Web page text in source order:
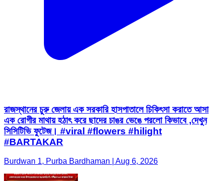
রাজস্থানের চুরু জেলায় এক সরকারি হাসপাতালে চিকিৎসা করাতে আসা
এক রোগীর মাথায় হঠাৎ করে ছাদের চাঙর ভেঙে পরলো কিভাবে ,দেখুন
সিসিটিভি ফুটেজ। #viral #flowers #hilight
#BARTAKAR
Burdwan 1, Purba Bardhaman | Aug 6, 2026